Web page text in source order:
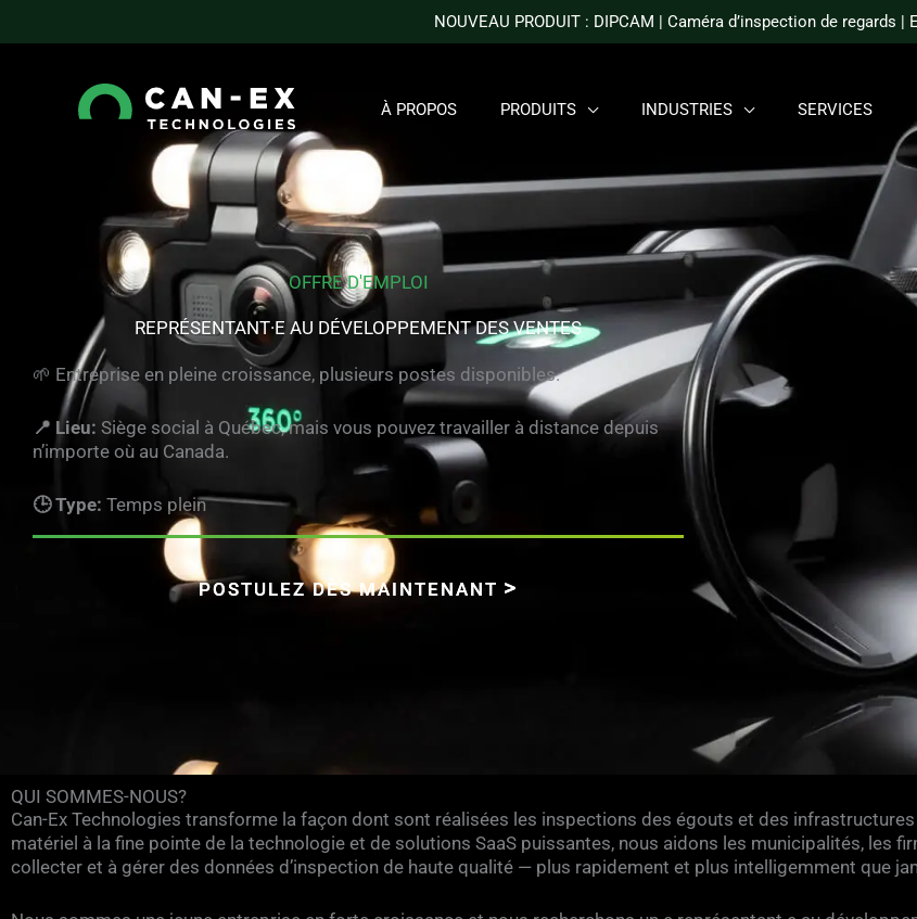
NOUVEAU PRODUIT : DIPCAM | Caméra d’inspection de regards |
À PROPOS PRODUITS INDUSTRIES SERVICES
REPRÉSENTANT·E DU DÉVELOPPEMENT DES VENTES
OFFRE D'EMPLOI
REPRÉSENTANT·E AU DÉVELOPPEMENT DES VENTES
🌱 Entreprise en pleine croissance, plusieurs postes disponibles.
📍 Lieu: Siège social à Québec, mais vous pouvez travailler à distance depuis
n’importe où au Canada.
🕒 Type: Temps plein
POSTULEZ DÈS MAINTENANT
QUI SOMMES-NOUS?
Can-Ex Technologies transforme la façon dont sont réalisées les inspections des égouts et des
matériel à la fine pointe de la technologie et de solutions SaaS puissantes, nous aidons les municipalités, les
collecter et à gérer des données d’inspection de haute qualité — plus rapidement et plus intelligemment que